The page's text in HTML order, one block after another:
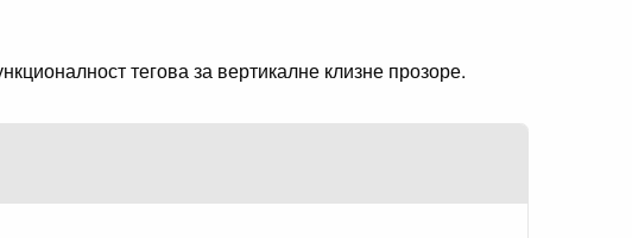
тегова за вертикалне клизне прозоре.